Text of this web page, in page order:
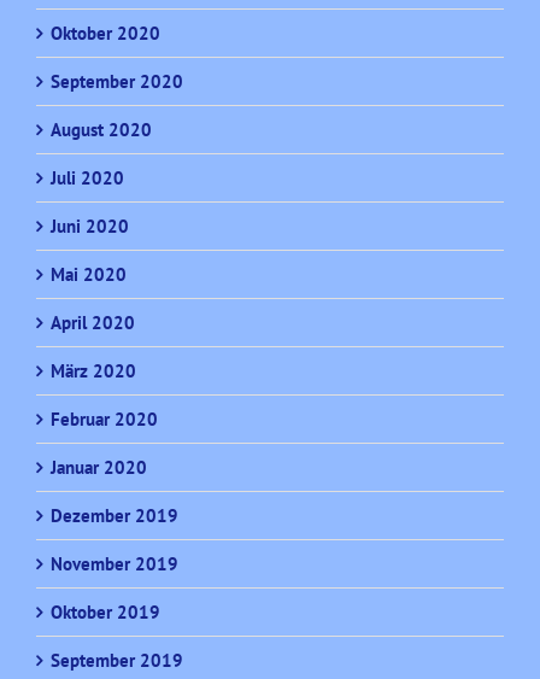
Oktober 2020
September 2020
August 2020
Juli 2020
Juni 2020
Mai 2020
April 2020
März 2020
Februar 2020
Januar 2020
Dezember 2019
November 2019
Oktober 2019
September 2019